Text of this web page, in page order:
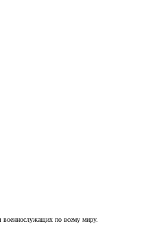
военнослужащих по всему миру.